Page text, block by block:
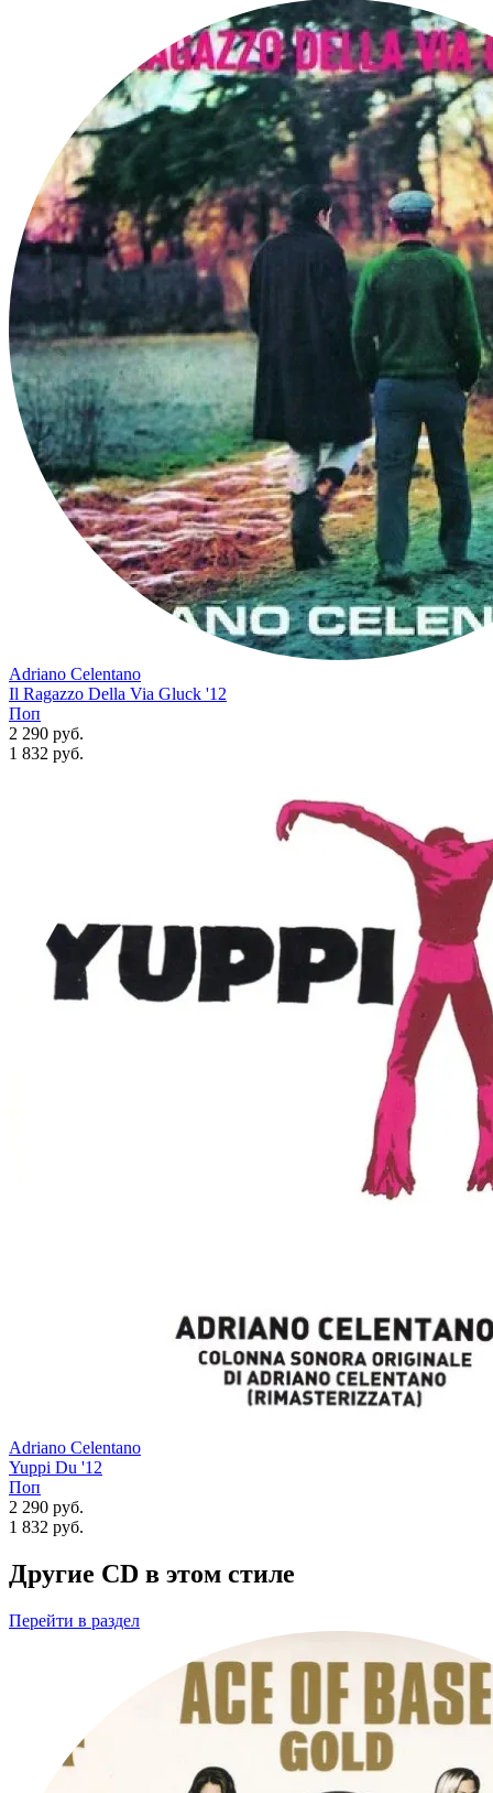
Adriano Celentano
Il Ragazzo Della Via Gluck '12
Поп
2 290 руб.
1 832 руб.
Adriano Celentano
Yuppi Du '12
Поп
2 290 руб.
1 832 руб.
Другие CD в этом стиле
Перейти в раздел